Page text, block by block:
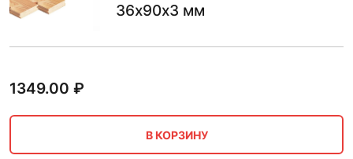
36х90х3 мм
1349.00 ₽
В КОРЗИНУ